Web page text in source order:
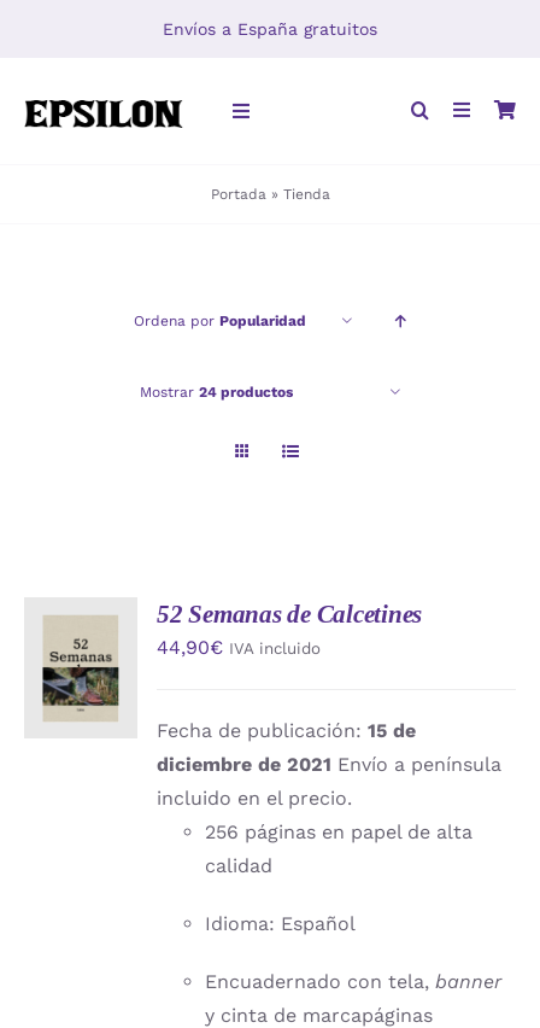
Envíos a España gratuitos
Toggle
Portada » Tienda
Ordena por Popularidad
Mostrar 24 productos
AL
CARRITO
/
DETALLES
52 Semanas de Calcetines
44,90€ IVA incluido
Fecha de publicación:15 de
diciembre de 2021 Envío a península
incluido en el precio.
256 páginas en papel de alta
calidad
Idioma: Español
Encuadernado con tela,banner
y cinta de marcapáginas